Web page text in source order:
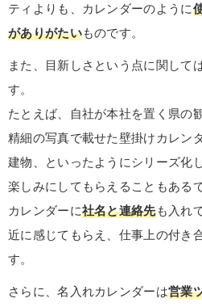
ティよりも、カレンダーのように
がありがたいものです。
また、目新しさという点に関して
す。
たとえば、自社が本社を置く県の
精細の写真で載せた壁掛けカレン
建物、といったようにシリーズ化
楽しみにしてもらえることもある
カレンダーに社名と連絡先も入れ
近に感じてもらえ、仕事上の付き
す。
さらに、名入れカレンダーは営業